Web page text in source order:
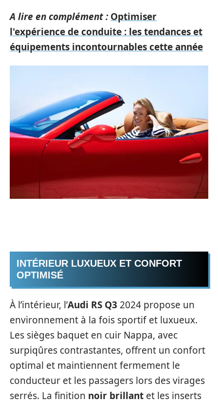
A lire en complément : Optimiser
l'expérience de conduite : les tendances et
équipements incontournables cette année
INTÉRIEUR LUXUEUX ET CONFORT
OPTIMISÉ
À l’intérieur, l’Audi RS Q3 2024 propose un
environnement à la fois sportif et luxueux.
Les sièges baquet en cuir Nappa, avec
surpiqûres contrastantes, offrent un confort
optimal et maintiennent fermement le
conducteur et les passagers lors des virages
serrés. La finition noir brillant et les inserts